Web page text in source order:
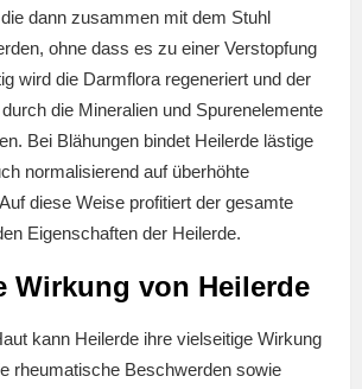
dann zusammen mit dem Stuhl
ohne dass es zu einer Verstopfung
wird die Darmflora regeneriert und der
die Mineralien und Spurenelemente
Bei Blähungen bindet Heilerde lästige
normalisierend auf überhöhte
diese Weise profitiert der gesamte
Eigenschaften der Heilerde.
Wirkung von Heilerde
kann Heilerde ihre vielseitige Wirkung
rheumatische Beschwerden sowie